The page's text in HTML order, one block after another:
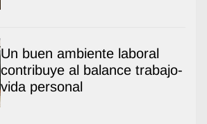
Un buen ambiente laboral
contribuye al balance trabajo-
vida personal